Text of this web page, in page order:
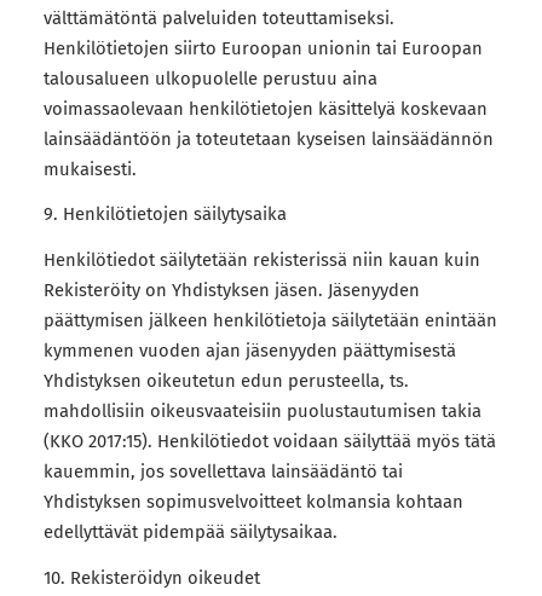
välttämätöntä palveluiden toteuttamiseksi.
Henkilötietojen siirto Euroopan unionin tai Euroopan
talousalueen ulkopuolelle perustuu aina
voimassaolevaan henkilötietojen käsittelyä koskevaan
lainsäädäntöön ja toteutetaan kyseisen lainsäädännön
mukaisesti.
9. Henkilötietojen säilytysaika
Henkilötiedot säilytetään rekisterissä niin kauan kuin
Rekisteröity on Yhdistyksen jäsen. Jäsenyyden
päättymisen jälkeen henkilötietoja säilytetään enintään
kymmenen vuoden ajan jäsenyyden päättymisestä
Yhdistyksen oikeutetun edun perusteella, ts.
mahdollisiin oikeusvaateisiin puolustautumisen takia
(KKO 2017:15). Henkilötiedot voidaan säilyttää myös tätä
kauemmin, jos sovellettava lainsäädäntö tai
Yhdistyksen sopimusvelvoitteet kolmansia kohtaan
edellyttävät pidempää säilytysaikaa.
10. Rekisteröidyn oikeudet